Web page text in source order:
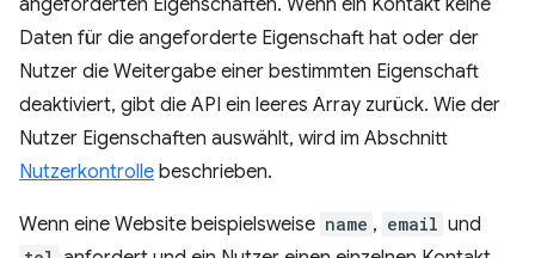
angeforderten Eigenschaften. Wenn ein Kontakt keine
Daten für die angeforderte Eigenschaft hat oder der
Nutzer die Weitergabe einer bestimmten Eigenschaft
deaktiviert, gibt die API ein leeres Array zurück. Wie der
Nutzer Eigenschaften auswählt, wird im Abschnitt
Nutzerkontrolle beschrieben.
Wenn eine Website beispielsweise name , email und